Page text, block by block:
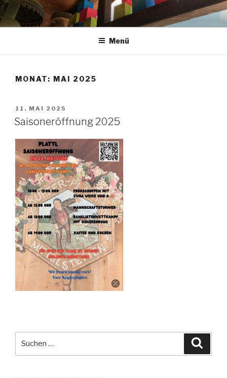
Zum
Inhalt
springen
Menü
MONAT: MAI 2025
VERÖFFENTLICHT
AM
11. MAI 2025
Saisoneröffnung 2025